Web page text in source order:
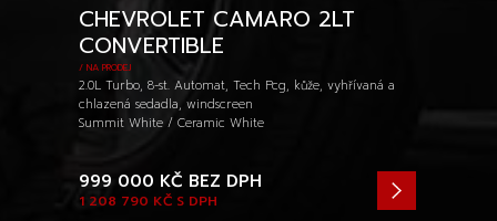
CHEVROLET CAMARO 2LT
CONVERTIBLE
/ NA PRODEJ
2.0L Turbo, 8-st. Automat, Tech Pcg, kůže, vyhřívaná a
chlazená sedadla, windscreen
Summit White / Ceramic White
1 208 790 KČ S DPH
999 000 KČ BEZ DPH